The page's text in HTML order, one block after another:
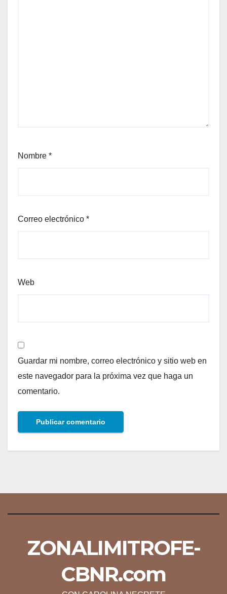
Nombre *
Correo electrónico *
Web
Guardar mi nombre, correo electrónico y sitio web en
este navegador para la próxima vez que haga un
comentario.
ZONALIMITROFE-
CBNR.com